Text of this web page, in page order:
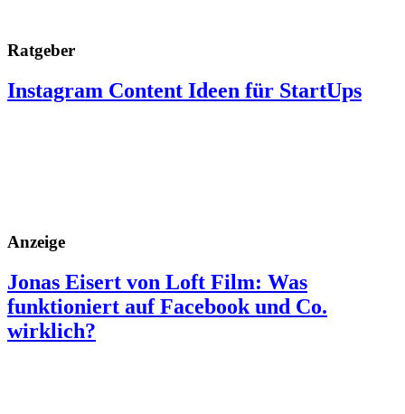
Ratgeber
Instagram Content Ideen für StartUps
Anzeige
Jonas Eisert von Loft Film: Was
funktioniert auf Facebook und Co.
wirklich?